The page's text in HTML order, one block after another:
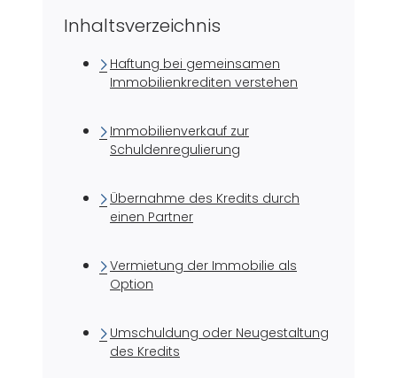
Inhaltsverzeichnis
Haftung bei gemeinsamen
Immobilienkrediten verstehen
Immobilienverkauf zur
Schuldenregulierung
Übernahme des Kredits durch
einen Partner
Vermietung der Immobilie als
Option
Umschuldung oder Neugestaltung
des Kredits